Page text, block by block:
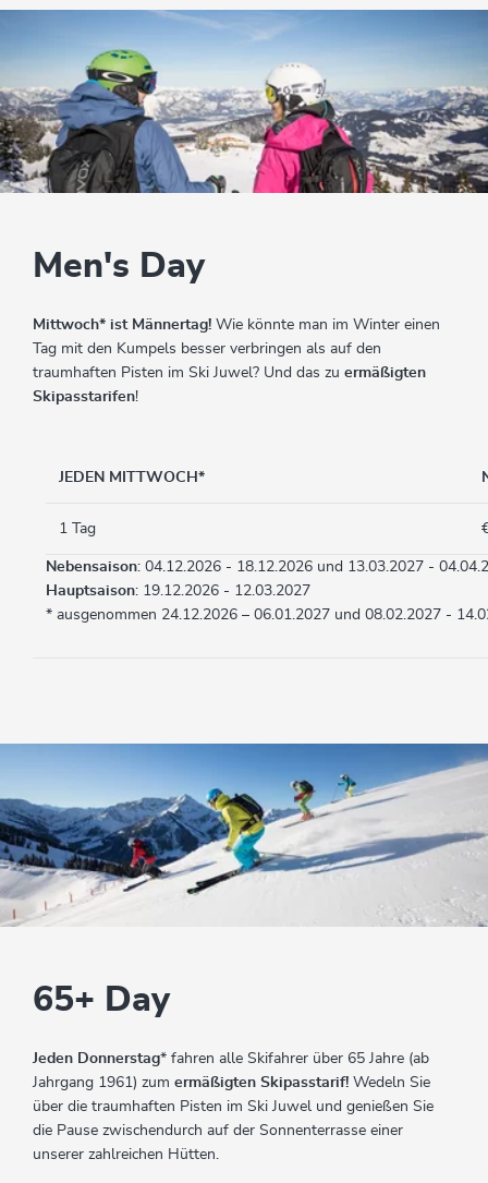
Men's Day
Mittwoch* ist Männertag! Wie könnte man im Winter einen
Tag mit den Kumpels besser verbringen als auf den
traumhaften Pisten im Ski Juwel? Und das zu ermäßigten
Skipasstarifen!
JEDEN MITTWOCH*
1 Tag
Nebensaison: 04.12.2026 - 18.12.2026 und 13.03.2027 -
Hauptsaison: 19.12.2026 - 12.03.2027
* ausgenommen 24.12.2026 – 06.01.2027 und 08.02.2027 -
65+ Day
Jeden Donnerstag* fahren alle Skifahrer über 65 Jahre (ab
Jahrgang 1961) zum ermäßigten Skipasstarif! Wedeln Sie
über die traumhaften Pisten im Ski Juwel und genießen Sie
die Pause zwischendurch auf der Sonnenterrasse einer
unserer zahlreichen Hütten.